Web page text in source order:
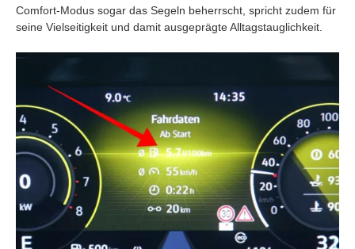
Comfort-Modus sogar das Segeln beherrscht, spricht zudem für
seine Vielseitigkeit und damit ausgeprägte Alltagstauglichkeit.